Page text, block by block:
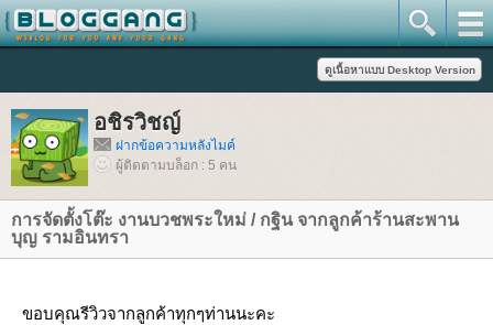
อชิรวิชญ์
ฝากข้อความหลังไมค์
ผู้ติดตามบล็อก : 5 คน
การจัดตั้งโต๊ะ งานบวชพระใหม่ / กฐิน จากลูกค้าร้านสะพาน
บุญ รามอินทรา
ขอบคุณรีวิวจากลูกค้าทุกๆท่านนะคะ